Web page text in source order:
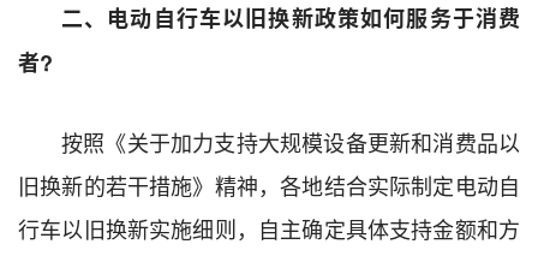
二、电动自行车以旧换新政策如何服务于消费
者?
按照《关于加力支持大规模设备更新和消费品以
旧换新的若干措施》精神，各地结合实际制定电动自
行车以旧换新实施细则，自主确定具体支持金额和方